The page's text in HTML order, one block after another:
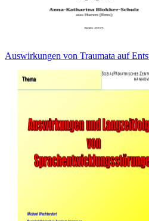
Auswirkungen von Traumata auf